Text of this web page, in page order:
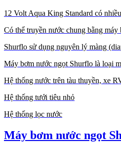
12 Volt Aqua King Standard có
Có thể truyền nước chung bằng
Shurflo sử dụng nguyên lý màng
Máy bơm nước ngọt Shurflo là loại
Hệ thống nước trên tàu thuyền, xe
Hệ thống tưới tiêu nhỏ
Hệ thống lọc nước
Máy bơm nước ngọt